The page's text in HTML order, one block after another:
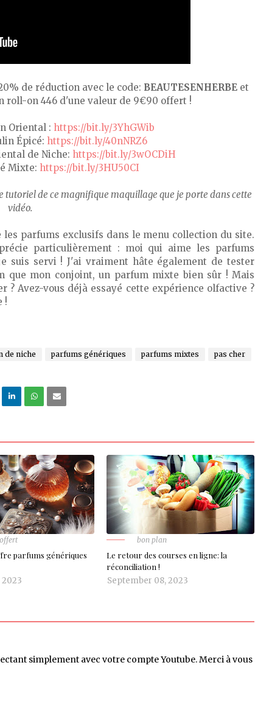
de réduction avec le code: BEAUTESENHERBEet
roll-on 446 d'une valeur de 9€90 offert !
Oriental : https://bit.ly/3YhGWib
Épicé: https://bit.ly/40nNRZ6
de Niche: https://bit.ly/3wOCDiH
Mixte: https://bit.ly/3HU50CI
de ce magnifique maquillage que je porte dans cette
vidéo.
parfums exclusifs dans le menu collection du site.
particulièrement : moi qui aime les parfums
suis servi ! J'ai vraiment hâte également de tester
que mon conjoint, un parfum mixte bien sûr ! Mais
? Avez-vous déjà essayé cette expérience olfactive ?
!
de niche parfums génériques parfums mixtes
pas cher
parfums génériques
2023
bon plan
Le retour des courses en ligne: la
réconciliation !
September 08, 2023
simplement avec votre compte Youtube. Merci à vous